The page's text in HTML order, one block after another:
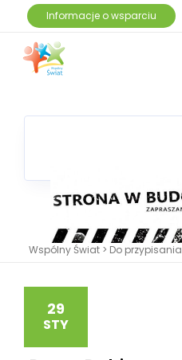
Informacje o wsparciu
Wspólny Świat > Do przypisania
29
STY